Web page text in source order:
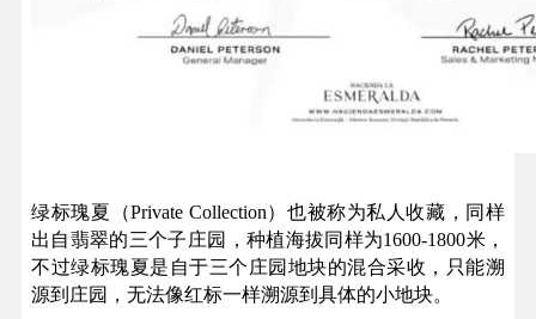
绿标瑰夏（Private Collection）也被称为私人收藏，同样
出自翡翠的三个子庄园，种植海拔同样为1600-1800米，
不过绿标瑰夏是自于三个庄园地块的混合采收，只能溯
源到庄园，无法像红标一样溯源到具体的小地块。